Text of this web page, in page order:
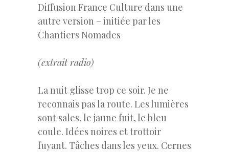
Diffusion France Culture dans une
autre version – initiée par les
Chantiers Nomades
(extrait radio)
La nuit glisse trop ce soir. Je ne
reconnais pas la route. Les lumières
sont sales, le jaune fuit, le bleu
coule. Idées noires et trottoir
fuyant. Tâches dans les yeux. Cernes